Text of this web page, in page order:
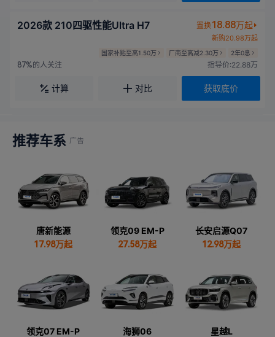
2026款 210四驱性能Ultra H7 置换18.88万起
新购20.98万起
国家补贴至高1.50万 厂商至高减2.30万 2年0息
87%的人关注 指导价:22.88万
计算 对比 获取底价
推荐车系
唐新能源
17.98万起
领克09 EM-P
27.58万起
长安启源Q07
12.98万起
领克07 EM-P 海狮06 星越L